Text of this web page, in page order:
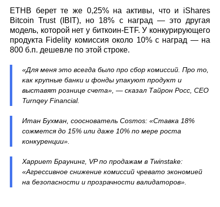
ETHB берет те же 0,25% на активы, что и iShares
Bitcoin Trust (IBIT), но 18% с наград — это другая
модель, которой нет у биткоин-ETF. У конкурирующего
продукта Fidelity комиссия около 10% с наград — на
800 б.п. дешевле по этой строке.
«Для меня это всегда было про сбор комиссий. Про то,
как крупные банки и фонды упакуют продукт и
выставят рознице счета», — сказал Тайрон Росс, CEO
Turnqey Financial.
Итан Бухман, сооснователь Cosmos: «Ставка 18%
сожмется до 15% или даже 10% по мере роста
конкуренции».
Харриет Браунинг, VP по продажам в Twinstake:
«Агрессивное снижение комиссий чревато экономией
на безопасности и прозрачности валидаторов».